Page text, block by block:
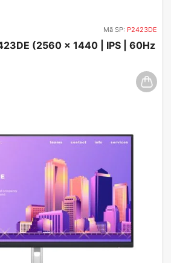
ấn tượng như tần số quét
nhanh giúp tạo ra một môi
mà, màn hình ASUS phù
PC hiện đại. Công nghệ hiển
mang lại màu sắc sống động
bền cao cho màn hình.
thấy sự khác biệt rõ rệt khi sử
cầu giải trí khác nhau. Không chỉ
Mã SP: P2423DE
(2560 x 1440 | IPS | 60Hz